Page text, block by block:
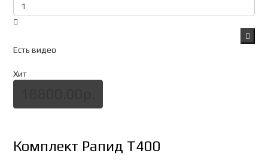
Есть видео
Хит
Комплект Рапид Т400